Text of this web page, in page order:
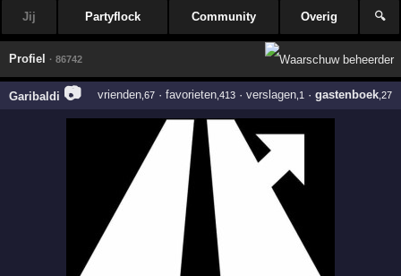
Jij Partyflock Community Overig 🔍
Profiel · 86742
Garibaldi 📷 vrienden,67· favorieten,413· verslagen,1 · gastenboek,27